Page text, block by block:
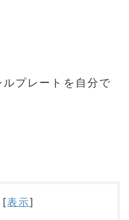
プレートを自分で
[表示]